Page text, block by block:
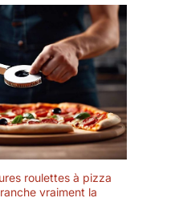
roulettes à pizza
vraiment la